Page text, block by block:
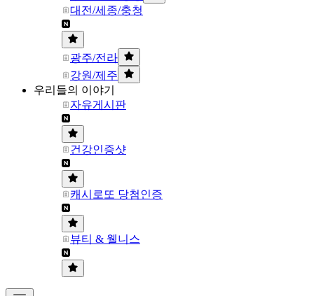
대전/세종/충청
광주/전라
강원/제주
우리들의 이야기
자유게시판
건강인증샷
캐시로또 당첨인증
뷰티 & 웰니스